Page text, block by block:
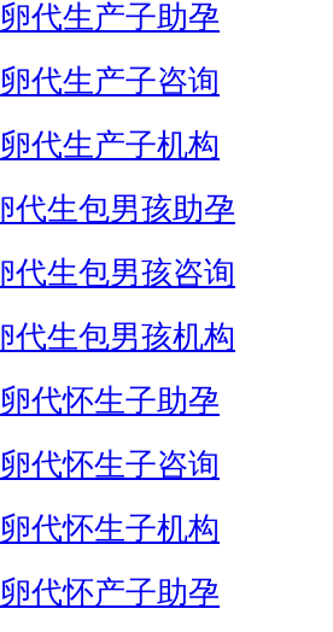
代生产子助孕
代生产子咨询
代生产子机构
代生包男孩助孕
代生包男孩咨询
代生包男孩机构
代怀生子助孕
代怀生子咨询
代怀生子机构
代怀产子助孕